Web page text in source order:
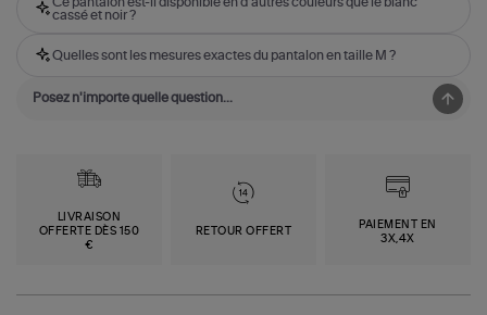
cassé et noir ?
Quelles sont les mesures exactes du pantalon en taille M ?
LIVRAISON
OFFERTE DÈS 150
€
RETOUR OFFERT
PAIEMENT EN
3X,4X